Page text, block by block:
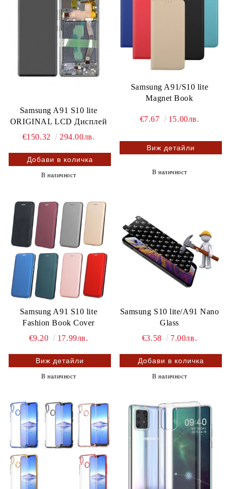
Samsung A91 S10 lite
ORIGINAL LCD Дисплей
€150.32
294.00лв.
В наличност
Samsung A91/S10 lite
Magnet Book
€7.67 15.00лв.
Виж детайли
В наличност
Samsung A91 S10 lite
Fashion Book Cover
€9.20
17.99лв.
Виж детайли
В наличност
Samsung S10 lite/A91 Nano
Glass
€3.58
7.00лв.
В наличност